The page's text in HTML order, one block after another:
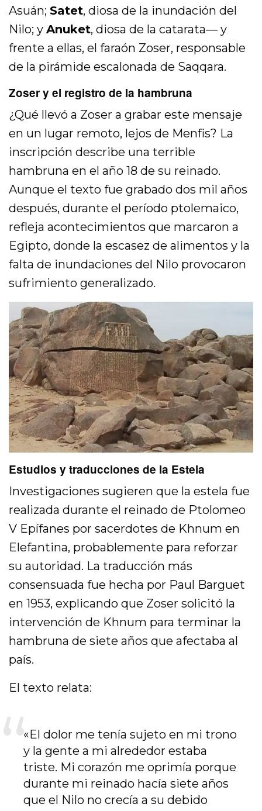
Asuán;Satet, diosa de la inundación del
Nilo; yAnuket, diosa de la catarata— y
frente a ellas, el faraón Zoser, responsable
de la pirámide escalonada de Saqqara.
Zoser y el registro de la hambruna
¿Qué llevó a Zoser a grabar este mensaje
en un lugar remoto, lejos de Menfis? La
inscripción describe una terrible
hambruna en el año 18 de su reinado.
Aunque el texto fue grabado dos mil años
después, durante el período ptolemaico,
refleja acontecimientos que marcaron a
Egipto, donde la escasez de alimentos y la
falta de inundaciones del Nilo provocaron
sufrimiento generalizado.
Estudios y traducciones de la Estela
Investigaciones sugieren que la estela fue
realizada durante el reinado de Ptolomeo
V Epífanes por sacerdotes de Khnum en
Elefantina, probablemente para reforzar
su autoridad. La traducción más
consensuada fue hecha por Paul Barguet
en 1953, explicando que Zoser solicitó la
intervención de Khnum para terminar la
hambruna de siete años que afectaba al
país.
El texto relata:
«El dolor me tenía sujeto en mi trono
y la gente a mi alrededor estaba
triste. Mi corazón me oprimía porque
durante mi reinado hacía siete años
que el Nilo no crecía a su debido